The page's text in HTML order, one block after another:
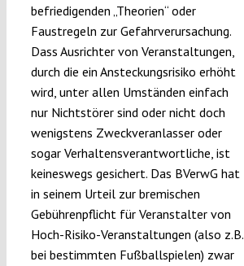
befriedigenden „Theorien“ oder
Faustregeln zur Gefahrverursachung.
Dass Ausrichter von Veranstaltungen,
durch die ein Ansteckungsrisiko erhöht
wird, unter allen Umständen einfach
nur Nichtstörer sind oder nicht doch
wenigstens Zweckveranlasser oder
sogar Verhaltensverantwortliche, ist
keineswegs gesichert. Das BVerwG hat
in seinem Urteil zur bremischen
Gebührenpflicht für Veranstalter von
Hoch-Risiko-Veranstaltungen (also z.B.
bei bestimmten Fußballspielen) zwar